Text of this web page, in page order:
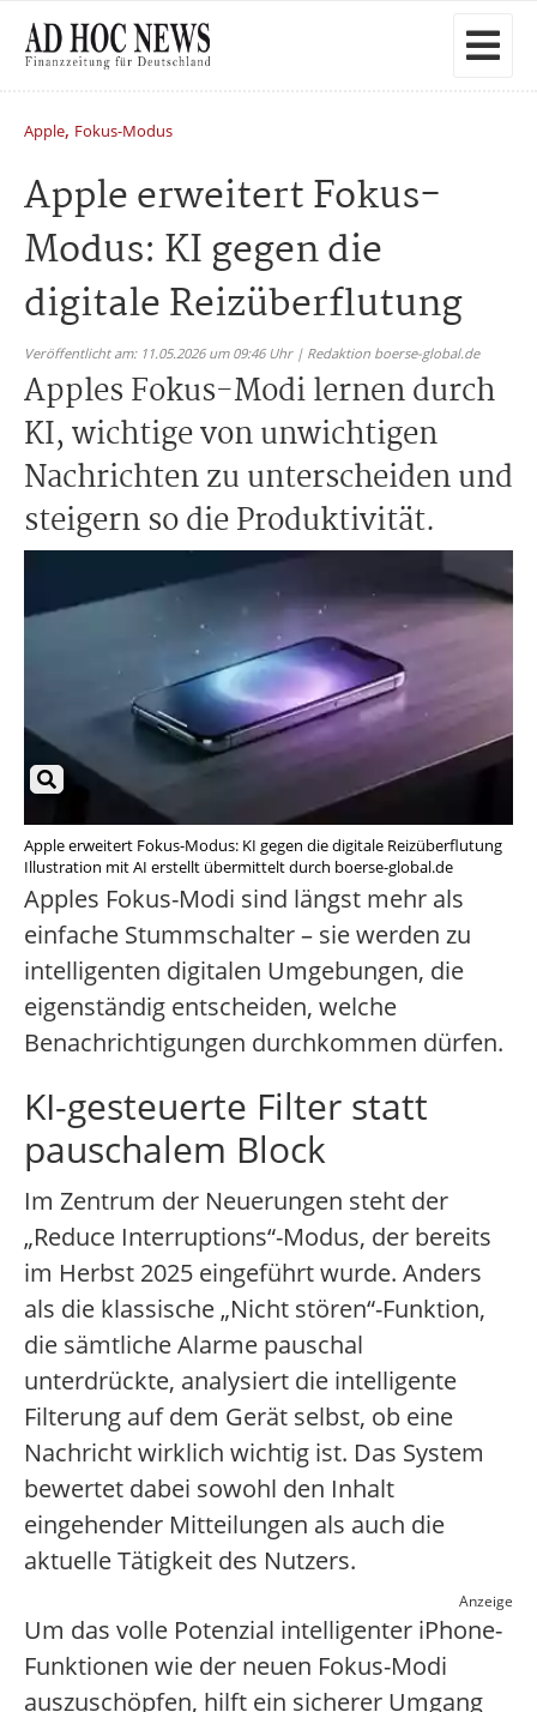
Apple, Fokus-Modus
Apple erweitert Fokus-
Modus: KI gegen die
digitale Reizüberflutung
Veröffentlicht am: 11.05.2026 um 09:46 Uhr | Redaktion boerse-global.de
Apples Fokus-Modi lernen durch
KI, wichtige von unwichtigen
Nachrichten zu unterscheiden und
steigern so die Produktivität.
Apple erweitert Fokus-Modus: KI gegen die digitale Reizüberflutung
Illustration mit AI erstellt übermittelt durch boerse-global.de
Apples Fokus-Modi sind längst mehr als
einfache Stummschalter – sie werden zu
intelligenten digitalen Umgebungen, die
eigenständig entscheiden, welche
Benachrichtigungen durchkommen dürfen.
KI-gesteuerte Filter statt
pauschalem Block
Im Zentrum der Neuerungen steht der
„Reduce Interruptions“-Modus, der bereits
im Herbst 2025 eingeführt wurde. Anders
als die klassische „Nicht stören“-Funktion,
die sämtliche Alarme pauschal
unterdrückte, analysiert die intelligente
Filterung auf dem Gerät selbst, ob eine
Nachricht wirklich wichtig ist. Das System
bewertet dabei sowohl den Inhalt
eingehender Mitteilungen als auch die
aktuelle Tätigkeit des Nutzers.
Anzeige
Um das volle Potenzial intelligenter iPhone-
Funktionen wie der neuen Fokus-Modi
auszuschöpfen, hilft ein sicherer Umgang